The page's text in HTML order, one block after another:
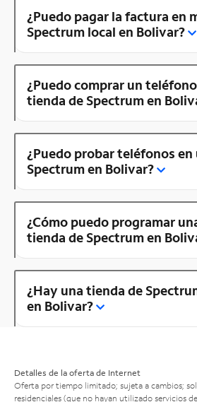
¿Puedo pagar la factura en
Spectrum local en Bolivar?
¿Puedo comprar un
tienda de Spectrum en
¿Puedo probar teléfonos
Spectrum en Bolivar?
¿Cómo puedo programar
tienda de Spectrum en
¿Hay una tienda de
en Bolivar?
Detalles de la oferta de Internet
Oferta por tiempo limitado; sujeta a cambios;
residenciales (que no hayan utilizado servicios